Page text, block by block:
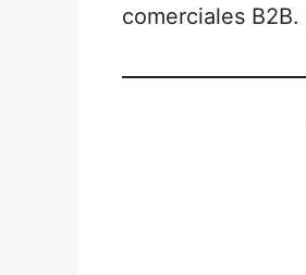
comerciales B2B.